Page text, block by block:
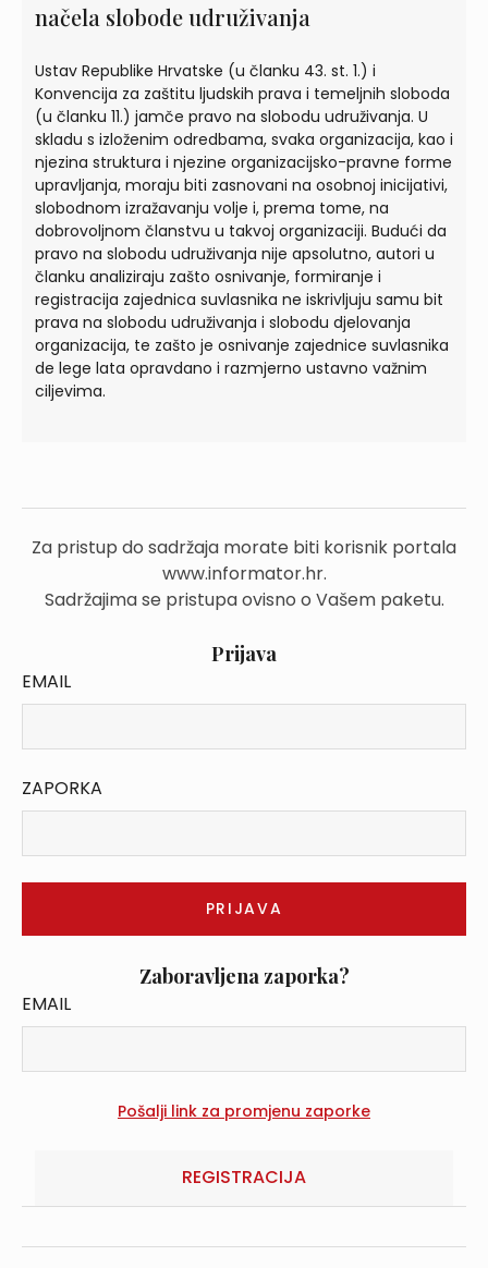
načela slobode udruživanja
Ustav Republike Hrvatske (u članku 43. st. 1.) i
Konvencija za zaštitu ljudskih prava i temeljnih sloboda
(u članku 11.) jamče pravo na slobodu udruživanja. U
skladu s izloženim odredbama, svaka organizacija, kao i
njezina struktura i njezine organizacijsko-pravne forme
upravljanja, moraju biti zasnovani na osobnoj inicijativi,
slobodnom izražavanju volje i, prema tome, na
dobrovoljnom članstvu u takvoj organizaciji. Budući da
pravo na slobodu udruživanja nije apsolutno, autori u
članku analiziraju zašto osnivanje, formiranje i
registracija zajednica suvlasnika ne iskrivljuju samu bit
prava na slobodu udruživanja i slobodu djelovanja
organizacija, te zašto je osnivanje zajednice suvlasnika
de lege lata opravdano i razmjerno ustavno važnim
ciljevima.
Za pristup do sadržaja morate biti korisnik portala
www.informator.hr.
Sadržajima se pristupa ovisno o Vašem paketu.
Prijava
EMAIL
ZAPORKA
Zaboravljena zaporka?
EMAIL
REGISTRACIJA